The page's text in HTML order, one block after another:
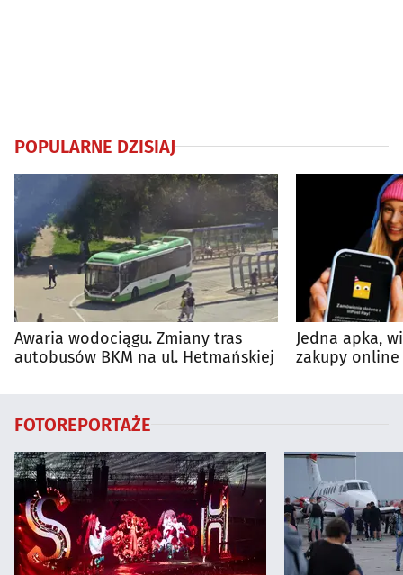
POPULARNE DZISIAJ
Awaria wodociągu. Zmiany tras
autobusów BKM na ul. Hetmańskiej
Jedna apka,
zakupy online
FOTOREPORTAŻE